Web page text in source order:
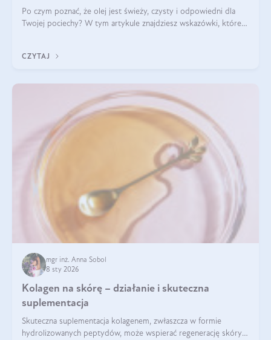
Po czym poznać, że olej jest świeży, czysty i odpowiedni dla
Twojej pociechy? W tym artykule znajdziesz wskazówki, które
CZYTAJ
mgr inż. Anna Sobol
8 sty 2026
Kolagen na skórę – działanie i skuteczna
suplementacja
Skuteczna suplementacja kolagenem, zwłaszcza w formie
hydrolizowanych peptydów, może wspierać regenerację skóry i